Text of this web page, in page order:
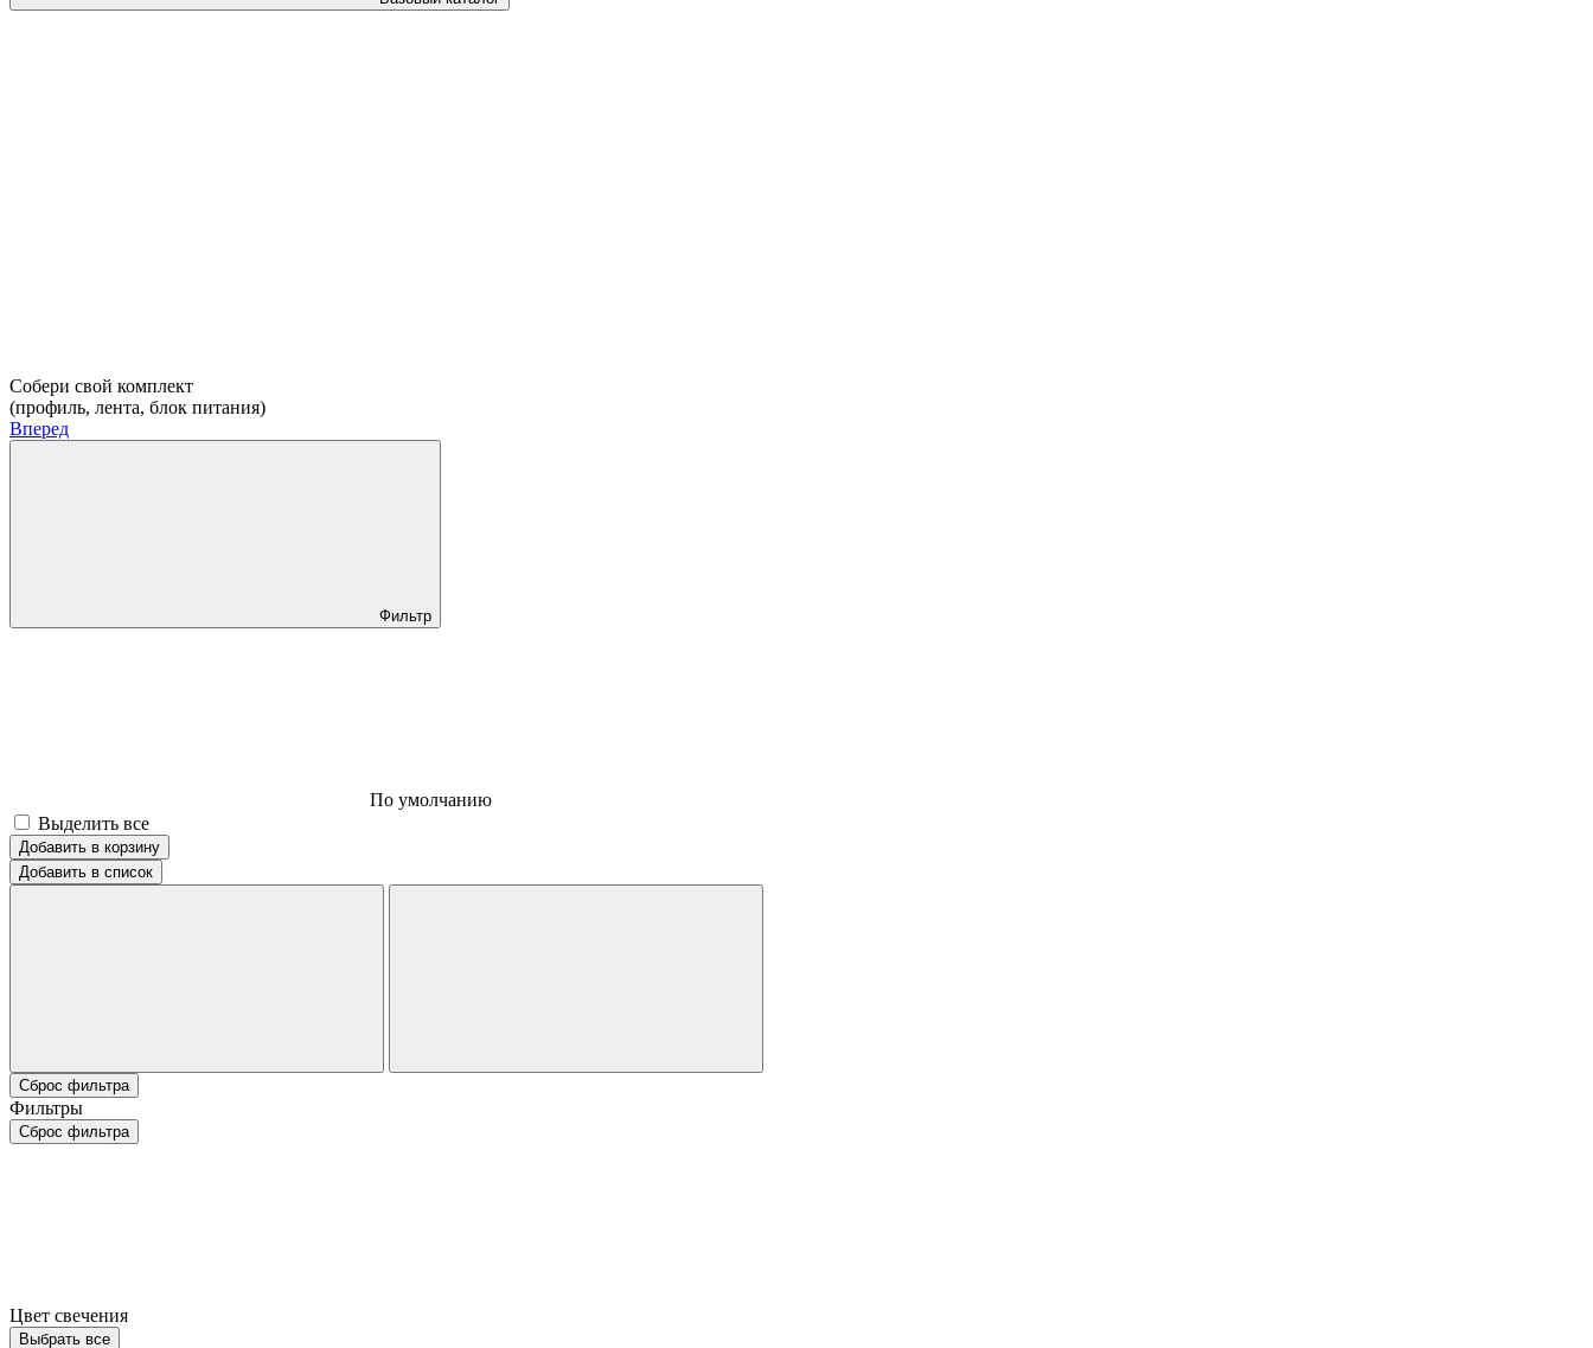
Собери свой комплект
(профиль, лента, блок питания)
Вперед
Фильтр
По умолчанию
Выделить все
Добавить в корзину
Добавить в список
Сброс фильтра
Фильтры
Сброс фильтра
Цвет свечения
Выбрать все